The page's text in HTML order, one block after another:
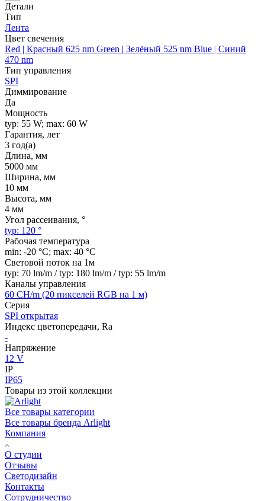
Детали
Тип
Лента
Цвет свечения
Red | Красный 625 nm Green | Зелёный 525 nm Blue | Синий
470 nm
Тип управления
SPI
Диммирование
Да
Мощность
typ: 55 W; max: 60 W
Гарантия, лет
3 год(а)
Длина, мм
5000 мм
Ширина, мм
10 мм
Высота, мм
4 мм
Угол рассеивания, °
typ: 120 °
Рабочая температура
min: -20 °C; max: 40 °C
Световой поток на 1м
typ: 70 lm/m / typ: 180 lm/m / typ: 55 lm/m
Каналы управления
60 CH/m (20 пикселей RGB на 1 м)
Серия
SPI открытая
Индекс цветопередачи, Ra
-
Напряжение
12 V
IP
IP65
Товары из этой коллекции
Все товары категории
Все товары бренда Arlight
Компания
О студии
Отзывы
Светодизайн
Контакты
Сотрудничество